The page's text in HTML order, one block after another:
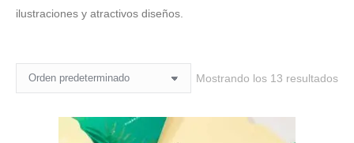
ilustraciones y atractivos diseños.
Mostrando los 13 resultados